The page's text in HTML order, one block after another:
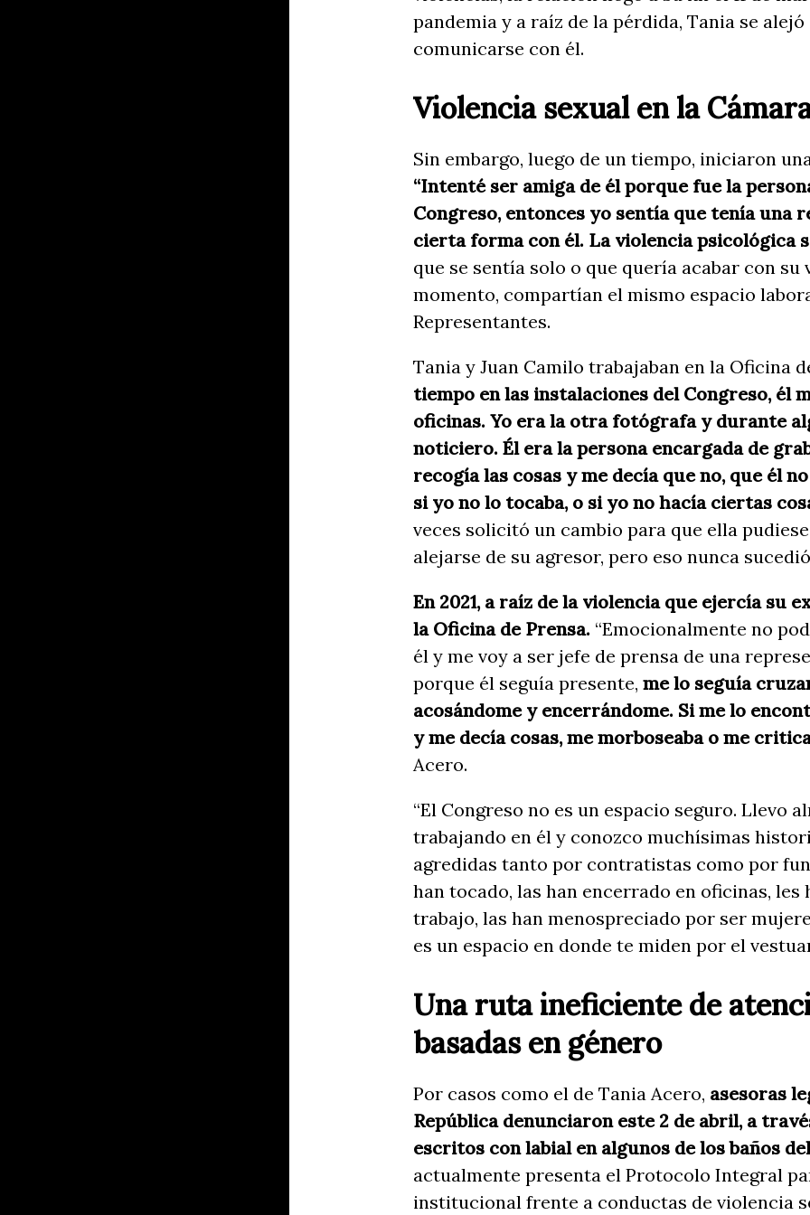
pandemia y a raíz de la pérdida, Tania se
comunicarse con él.
Violencia sexual en la
Sin embargo, luego de un tiempo, iniciaron
“Intenté ser amiga de él porque fue la
Congreso, entonces yo sentía que tenía una
cierta forma con él. La violencia psicológica
que se sentía solo o que quería acabar con su
momento, compartían el mismo espacio
Representantes.
Tania y Juan Camilo trabajaban en la Oficina
tiempo en las instalaciones del Congreso, él
oficinas. Yo era la otra fotógrafa y durante
noticiero. Él era la persona encargada de
recogía las cosas y me decía que no, que él
si yo no lo tocaba, o si yo no hacía ciertas
veces solicitó un cambio para que ella
alejarse de su agresor, pero eso nunca
En 2021, a raíz de la violencia que ejercía su
la Oficina de Prensa. “Emocionalmente no
él y me voy a ser jefe de prensa de una
porque él seguía presente, me lo seguía
acosándome y encerrándome. Si me lo
y me decía cosas, me morboseaba o me
Acero.
“El Congreso no es un espacio seguro. Llevo
trabajando en él y conozco muchísimas
agredidas tanto por contratistas como por
han tocado, las han encerrado en oficinas, les
trabajo, las han menospreciado por ser
es un espacio en donde te miden por el
Una ruta ineficiente de
basadas en género
Por casos como el de Tania Acero, asesoras
República denunciaron este 2 de abril, a
escritos con labial en algunos de los baños
actualmente presenta el Protocolo Integral
institucional frente a conductas de violencia